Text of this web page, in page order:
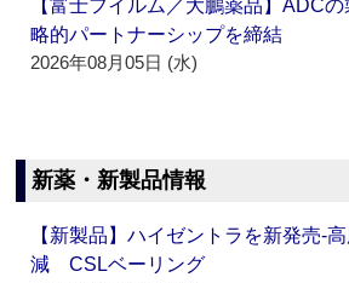
【富士フイルム／大鵬薬品】ADC
略的パートナーシップを締結
2026年08月05日 (水)
新薬・新製品情報
【新製品】ハイゼントラを新発売‐
減 CSLベーリング